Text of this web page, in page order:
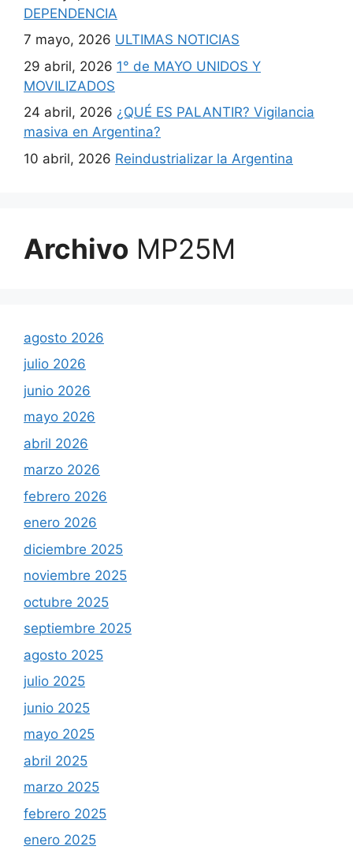
DEPENDENCIA
7 mayo, 2026 ULTIMAS NOTICIAS
29 abril, 2026 1° de MAYO UNIDOS Y
MOVILIZADOS
24 abril, 2026 ¿QUÉ ES PALANTIR? Vigilancia
masiva en Argentina?
10 abril, 2026 Reindustrializar la Argentina
Archivo MP25M
agosto 2026
julio 2026
junio 2026
mayo 2026
abril 2026
marzo 2026
febrero 2026
enero 2026
diciembre 2025
noviembre 2025
octubre 2025
septiembre 2025
agosto 2025
julio 2025
junio 2025
mayo 2025
abril 2025
marzo 2025
febrero 2025
enero 2025